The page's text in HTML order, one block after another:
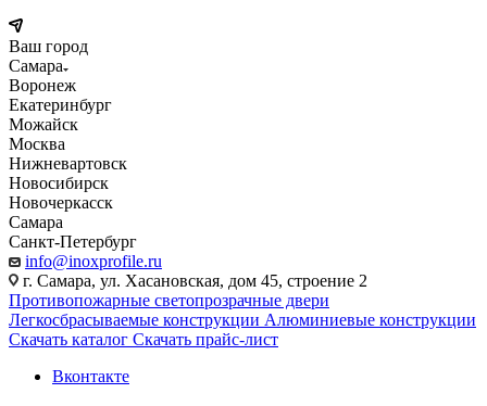
Ваш город
Самара
Воронеж
Екатеринбург
Можайск
Москва
Нижневартовск
Новосибирск
Новочеркасск
Самара
Санкт-Петербург
info@inoxprofile.ru
г. Самара, ул. Хасановская, дом 45, строение 2
Противопожарные светопрозрачные двери
Легкосбрасываемые конструкции Алюминиевые конструкции
Скачать каталог Скачать прайс-лист
Вконтакте